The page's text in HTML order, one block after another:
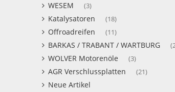
WESEM (3)
Katalysatoren (18)
Offroadreifen (11)
BARKAS / TRABANT / WARTBURG
WOLVER Motorenöle (3)
AGR Verschlussplatten (21)
Neue Artikel